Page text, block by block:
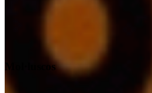
Mol·luscos